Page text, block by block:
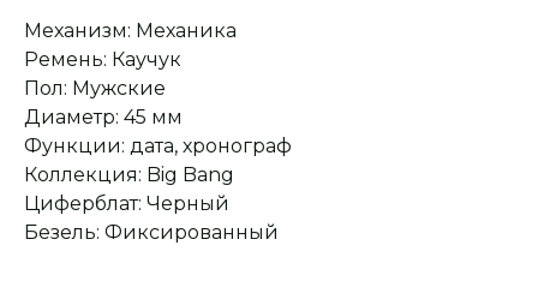
Механизм: Механика
Ремень: Каучук
Пол: Мужские
Диаметр: 45 мм
Функции: дата, хронограф
Коллекция: Big Bang
Циферблат: Черный
Безель: Фиксированный